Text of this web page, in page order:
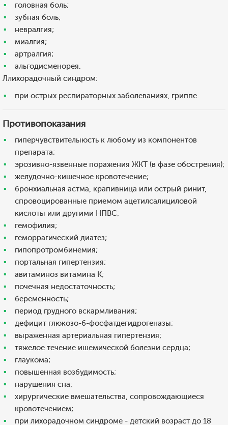
головная боль;
зубная боль;
невралгия;
миалгия;
артралгия;
альгодисменорея.
Ллихорадочный синдром:
при острых респираторных заболеваниях, гриппе.
Противопоказания
гиперчувствителыюсть к любому из компонентов
препарата;
эрозивно-язвенные поражения ЖКТ (в фазе обострения);
желудочно-кишечное кровотечение;
бронхиальная астма, крапивница или острый ринит,
спровоцированные приемом ацетилсалициловой
кислоты или другими НПВС;
гемофилия;
геморрагический диатез;
гипопротромбинемия;
портальная гипертензия;
авитаминоз витамина К;
почечная недостаточность;
беременность;
период грудного вскармливания;
дефицит глюкозо-6-фосфатдегидрогеназы;
выраженная артериальная гипертензия;
тяжелое течение ишемической болезни сердца;
глаукома;
повышенная возбудимость;
нарушения сна;
хирургические вмешательства, сопровождающиеся
кровотечением;
при лихорадочном синдроме - детский возраст до 18